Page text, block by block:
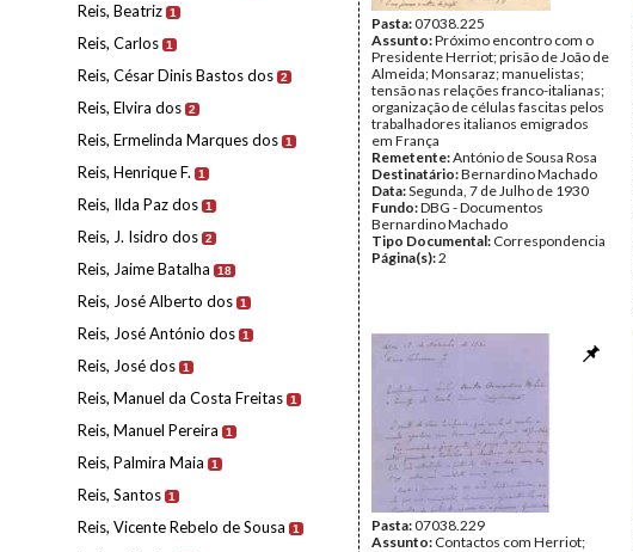
Reis, Beatriz 1
Reis, Carlos 1
Reis, César Dinis Bastos dos 2
Reis, Elvira dos 2
Reis, Ermelinda Marques dos 1
Reis, Henrique F. 1
Reis, Ilda Paz dos 1
Reis, J. Isidro dos 2
Reis, Jaime Batalha 18
Reis, José Alberto dos 1
Reis, José António dos 1
Reis, José dos 1
Reis, Manuel da Costa Freitas 1
Reis, Manuel Pereira 1
Reis, Palmira Maia 1
Reis, Santos 1
Reis, Vicente Rebelo de Sousa 1
Pasta:07038.225
Assunto:Próximo encontro com o
Presidente Herriot; prisão de João de
Almeida; Monsaraz; manuelistas;
tensão nas relações franco-italianas;
organização de células fascitas pelos
trabalhadores italianos emigrados
em França
Remetente:António de Sousa Rosa
Destinatário:Bernardino Machado
Data:Segunda, 7 de Julho de 1930
Fundo:DBG - Documentos
Bernardino Machado
Tipo Documental: Correspondencia
Página(s):2
Pasta:07038.229
Assunto: Contactos com Herriot;